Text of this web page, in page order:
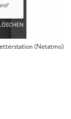
(Netatmo)